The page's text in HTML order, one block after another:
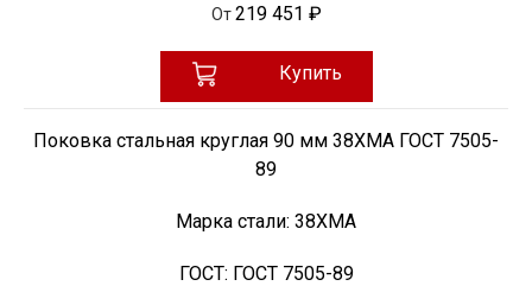
От 219 451 ₽
Купить
Поковка стальная круглая 90 мм 38ХМА ГОСТ 7505-
89
Марка стали: 38ХМА
ГОСТ: ГОСТ 7505-89